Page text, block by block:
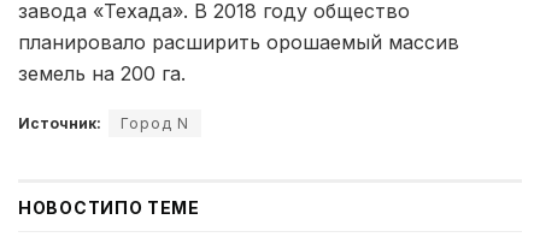
завода «Техада». В 2018 году общество
планировало расширить орошаемый массив
земель на 200 га.
Источник: Город N
НОВОСТИПО ТЕМЕ